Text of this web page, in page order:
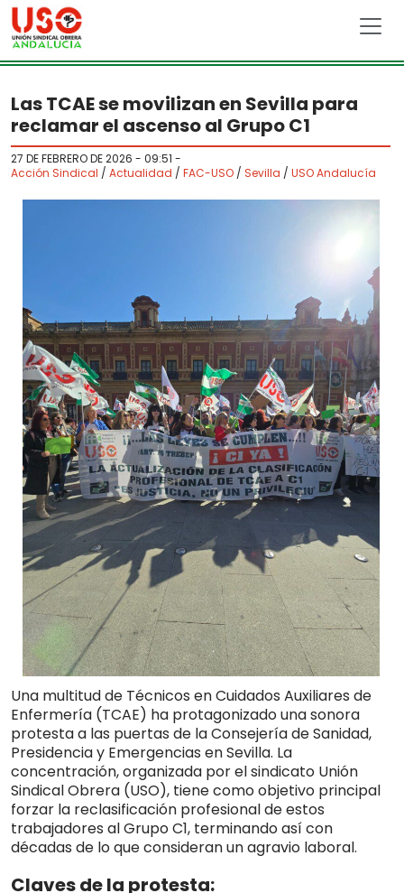
Skip to main content
Las TCAE se movilizan en Sevilla para
reclamar el ascenso al Grupo C1
27 DE FEBRERO DE 2026 - 09:51 -
Acción Sindical / Actualidad / FAC-USO / Sevilla / USO Andalucía
Una multitud de Técnicos en Cuidados Auxiliares de
Enfermería (TCAE) ha protagonizado una sonora
protesta a las puertas de la Consejería de Sanidad,
Presidencia y Emergencias en Sevilla. La
concentración, organizada por el sindicato Unión
Sindical Obrera (USO), tiene como objetivo principal
forzar la reclasificación profesional de estos
trabajadores al Grupo C1, terminando así con
décadas de lo que consideran un agravio laboral.
Claves de la protesta: